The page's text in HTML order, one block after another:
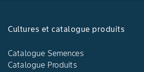
Cultures et catalogue produits
Catalogue Semences
Catalogue Produits